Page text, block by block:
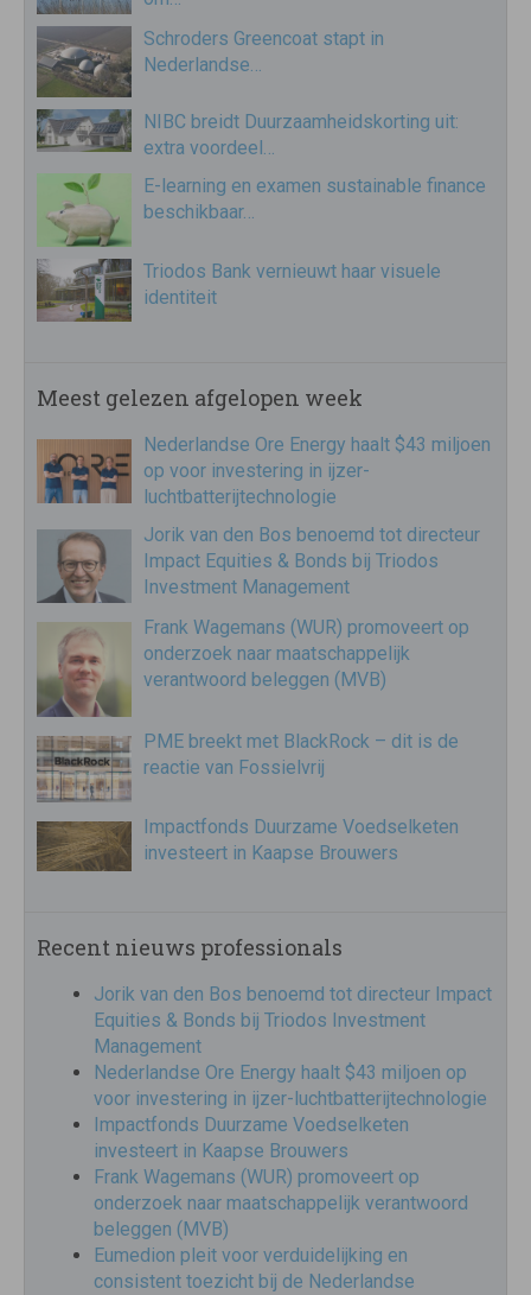
Schroders Greencoat stapt in
Nederlandse…
NIBC breidt Duurzaamheidskorting uit:
extra voordeel…
E-learning en examen sustainable finance
beschikbaar…
Triodos Bank vernieuwt haar visuele
identiteit
Meest gelezen afgelopen week
Nederlandse Ore Energy haalt $43 miljoen
op voor investering in ijzer-
luchtbatterijtechnologie
Jorik van den Bos benoemd tot directeur
Impact Equities & Bonds bij Triodos
Investment Management
Frank Wagemans (WUR) promoveert op
onderzoek naar maatschappelijk
verantwoord beleggen (MVB)
PME breekt met BlackRock – dit is de
reactie van Fossielvrij
Impactfonds Duurzame Voedselketen
investeert in Kaapse Brouwers
Recent nieuws professionals
Jorik van den Bos benoemd tot directeur Impact
Equities & Bonds bij Triodos Investment
Management
Nederlandse Ore Energy haalt $43 miljoen op
voor investering in ijzer-luchtbatterijtechnologie
Impactfonds Duurzame Voedselketen
investeert in Kaapse Brouwers
Frank Wagemans (WUR) promoveert op
onderzoek naar maatschappelijk verantwoord
beleggen (MVB)
Eumedion pleit voor verduidelijking en
consistent toezicht bij de Nederlandse